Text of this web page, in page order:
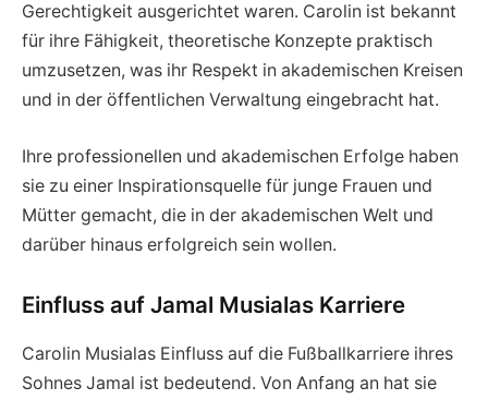
Gerechtigkeit ausgerichtet waren. Carolin ist bekannt
für ihre Fähigkeit, theoretische Konzepte praktisch
umzusetzen, was ihr Respekt in akademischen Kreisen
und in der öffentlichen Verwaltung eingebracht hat.
Ihre professionellen und akademischen Erfolge haben
sie zu einer Inspirationsquelle für junge Frauen und
Mütter gemacht, die in der akademischen Welt und
darüber hinaus erfolgreich sein wollen.
Einfluss auf Jamal Musialas Karriere
Carolin Musialas Einfluss auf die Fußballkarriere ihres
Sohnes Jamal ist bedeutend. Von Anfang an hat sie